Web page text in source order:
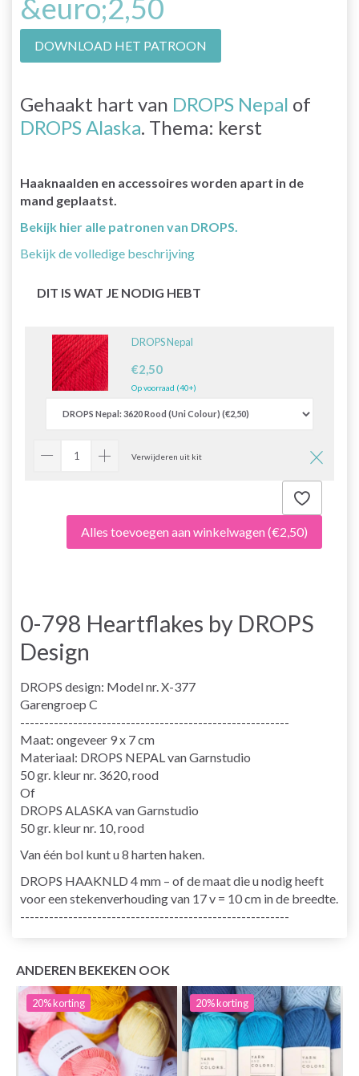
&euro;2,50
DOWNLOAD HET PATROON
Gehaakt hart van DROPS Nepal of
DROPS Alaska. Thema: kerst
Haaknaalden en accessoires worden apart in de
mand geplaatst.
Bekijk hier alle patronen van DROPS.
Bekijk de volledige beschrijving
DIT IS WAT JE NODIG HEBT
DROPS Nepal
€2,50
Op voorraad (40+)
Verwijderen uit kit
Alles toevoegen aan winkelwagen(€2,50)
0-798 Heartflakes by DROPS
Design
DROPS design: Model nr. X-377
Garengroep C
--------------------------------------------------------
Maat: ongeveer 9 x 7 cm
Materiaal: DROPS NEPAL van Garnstudio
50 gr. kleur nr. 3620, rood
Of
DROPS ALASKA van Garnstudio
50 gr. kleur nr. 10, rood
Van één bol kunt u 8 harten haken.
DROPS HAAKNLD 4 mm – of de maat die u nodig heeft
voor een stekenverhouding van 17 v = 10 cm in de breedte.
--------------------------------------------------------
ANDEREN BEKEKEN OOK
20%korting 20%korting